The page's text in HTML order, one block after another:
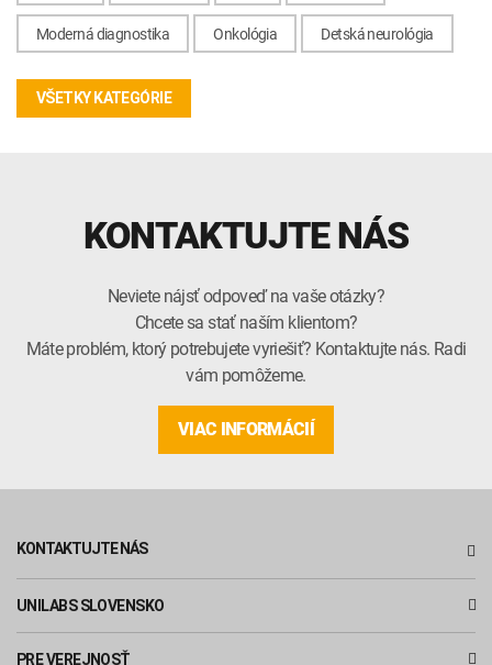
Moderná diagnostika Onkológia Detská neurológia
VŠETKY KATEGÓRIE
KONTAKTUJTE NÁS
Neviete nájsť odpoveď na vaše otázky?
Chcete sa stať naším klientom?
Máte problém, ktorý potrebujete vyriešiť? Kontaktujte nás. Radi
vám pomôžeme.
VIAC INFORMÁCIÍ
KONTAKTUJTE NÁS
UNILABS SLOVENSKO
PRE VEREJNOSŤ